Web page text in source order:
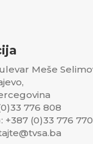
Meše
776 808
+387 (0)33 776 770